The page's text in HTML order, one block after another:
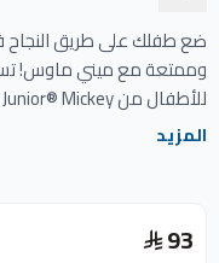
ضع طفلك على طريق النجاح
وممتعة مع ميني ماوس!
للأطفال من Disney Junior® Mickey &...
المزيد
93